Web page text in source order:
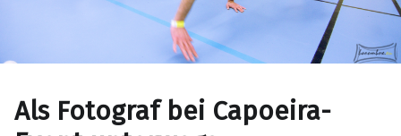
Als Fotograf bei Capoeira-